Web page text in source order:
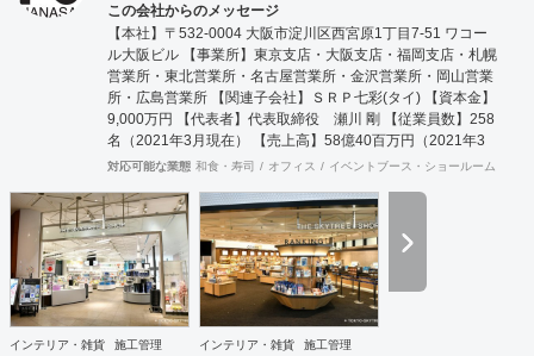
この会社からのメッセージ
【本社】〒532-0004 大阪市淀川区西宮原1丁目7-51 ワコー
ル大阪ビル 【事業所】東京支店・大阪支店・福岡支店・札幌
営業所・東北営業所・名古屋営業所・金沢営業所・岡山営業
所・広島営業所 【関連子会社】ＳＲＰ七彩(タイ) 【資本金】
9,000万円 【代表者】代表取締役 瀬川 剛 【従業員数】258
名（2021年3月現在） 【売上高】58億40百万円（2021年3
月期） 【主要得意先】全国主要百貨店、アパレルメーカー、
ェーン店、デザイン設計事務所、各種学校、病医院な
ど
対応可能な業態 和食・寿司 オフィス イベントブース・ショールーム
インテリア・雑貨 施工管理 インテリア・雑貨 施工管理